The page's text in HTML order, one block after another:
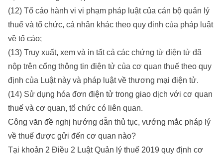
(12) Tố cáo hành vi vi phạm pháp luật của cán bộ quản lý
thuế và tổ chức, cá nhân khác theo quy định của pháp luật
về tố cáo;
(13) Truy xuất, xem và in tất cả các chứng từ điện tử đã
nộp trên cổng thông tin điện tử của cơ quan thuế theo quy
định của Luật này và pháp luật về thương mại điện tử.
(14) Sử dụng hóa đơn điện tử trong giao dịch với cơ quan
thuế và cơ quan, tổ chức có liên quan.
Công văn đề nghị hướng dẫn thủ tục, vướng mắc pháp lý
về thuế được gửi đến cơ quan nào?
Tại khoản 2 Điều 2 Luật Quản lý thuế 2019 quy định cơ